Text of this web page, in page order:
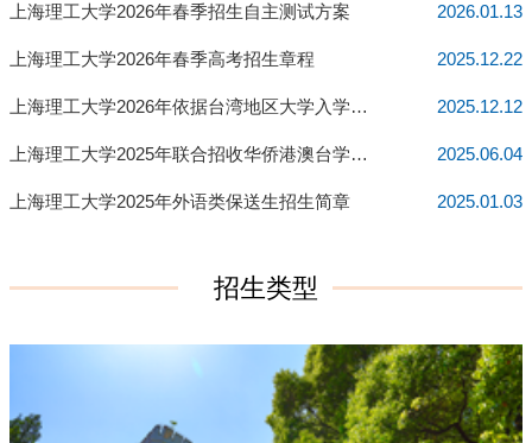
上海理工大学2026年春季招生自主测试方案 2026.01.13
上海理工大学2026年春季高考招生章程 2025.12.22
上海理工大学2026年依据台湾地区大学入学考试学科能力测试成... 2025.12.12
上海理工大学2025年联合招收华侨港澳台学生招生简章 2025.06.04
上海理工大学2025年外语类保送生招生简章 2025.01.03
招生类型